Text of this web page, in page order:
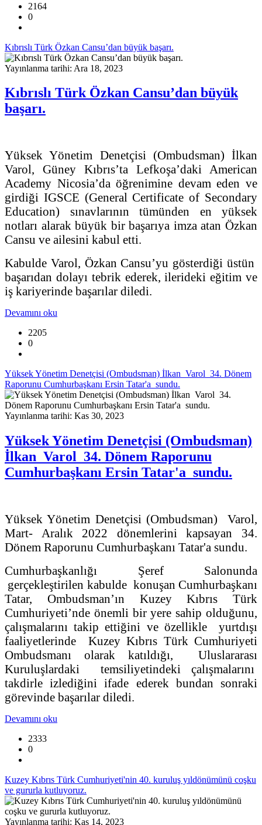
2164
0
Kıbrıslı Türk Özkan Cansu’dan büyük başarı.
Yayınlanma tarihi: Ara 18, 2023
Kıbrıslı Türk Özkan Cansu’dan büyük
başarı.
Yüksek Yönetim Denetçisi (Ombudsman) İlkan
Varol, Güney Kıbrıs’ta Lefkoşa’daki American
Academy Nicosia’da öğrenimine devam eden ve
girdiği IGSCE (General Certificate of Secondary
Education) sınavlarının tümünden en yüksek
notları alarak büyük bir başarıya imza atan Özkan
Cansu ve ailesini kabul etti.
Kabulde Varol, Özkan Cansu’yu gösterdiği üstün
başarıdan dolayı tebrik ederek, ilerideki eğitim ve
iş kariyerinde başarılar diledi.
Devamını oku
2205
0
Yüksek Yönetim Denetçisi (Ombudsman) İlkan Varol 34. Dönem
Raporunu Cumhurbaşkanı Ersin Tatar'a sundu.
Yayınlanma tarihi: Kas 30, 2023
Yüksek Yönetim Denetçisi (Ombudsman)
İlkan Varol 34. Dönem Raporunu
Cumhurbaşkanı Ersin Tatar'a sundu.
Yüksek Yönetim Denetçisi (Ombudsman) Varol,
Mart- Aralık 2022 dönemlerini kapsayan 34.
Dönem Raporunu Cumhurbaşkanı Tatar'a sundu.
Cumhurbaşkanlığı Şeref Salonunda
gerçekleştirilen kabulde konuşan Cumhurbaşkanı
Tatar, Ombudsman’ın Kuzey Kıbrıs Türk
Cumhuriyeti’nde önemli bir yere sahip olduğunu,
çalışmalarını takip ettiğini ve özellikle yurtdışı
faaliyetlerinde Kuzey Kıbrıs Türk Cumhuriyeti
Ombudsmanı olarak katıldığı, Uluslararası
Kuruluşlardaki temsiliyetindeki çalışmalarını
takdirle izlediğini ifade ederek bundan sonraki
görevinde başarılar diledi.
Devamını oku
2333
0
Kuzey Kıbrıs Türk Cumhuriyeti'nin 40. kuruluş yıldönümünü coşku
ve gururla kutluyoruz.
Yayınlanma tarihi: Kas 14, 2023